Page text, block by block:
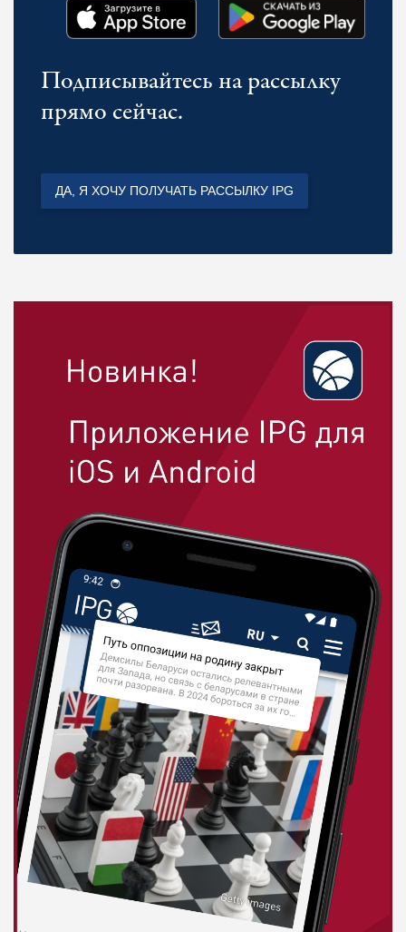
Подписывайтесь на рассылку
прямо сейчас.
ДА, Я ХОЧУ ПОЛУЧАТЬ РАССЫЛКУ IPG